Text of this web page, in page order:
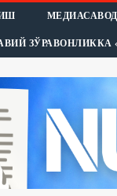
ЗЎРАВОНЛИККА